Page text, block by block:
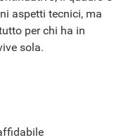
aspetti tecnici, ma
per chi ha in
sola.